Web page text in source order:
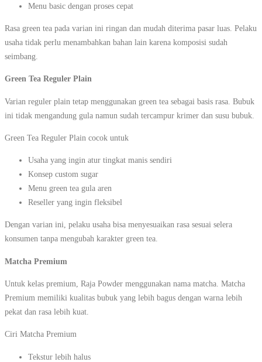
Menu basic dengan proses cepat
Rasa green tea pada varian ini ringan dan mudah diterima pasar luas. Pelaku
usaha tidak perlu menambahkan bahan lain karena komposisi sudah
seimbang.
Green Tea Reguler Plain
Varian reguler plain tetap menggunakan green tea sebagai basis rasa. Bubuk
ini tidak mengandung gula namun sudah tercampur krimer dan susu bubuk.
Green Tea Reguler Plain cocok untuk
Usaha yang ingin atur tingkat manis sendiri
Konsep custom sugar
Menu green tea gula aren
Reseller yang ingin fleksibel
Dengan varian ini, pelaku usaha bisa menyesuaikan rasa sesuai selera
konsumen tanpa mengubah karakter green tea.
Matcha Premium
Untuk kelas premium, Raja Powder menggunakan nama matcha. Matcha
Premium memiliki kualitas bubuk yang lebih bagus dengan warna lebih
pekat dan rasa lebih kuat.
Ciri Matcha Premium
Tekstur lebih halus